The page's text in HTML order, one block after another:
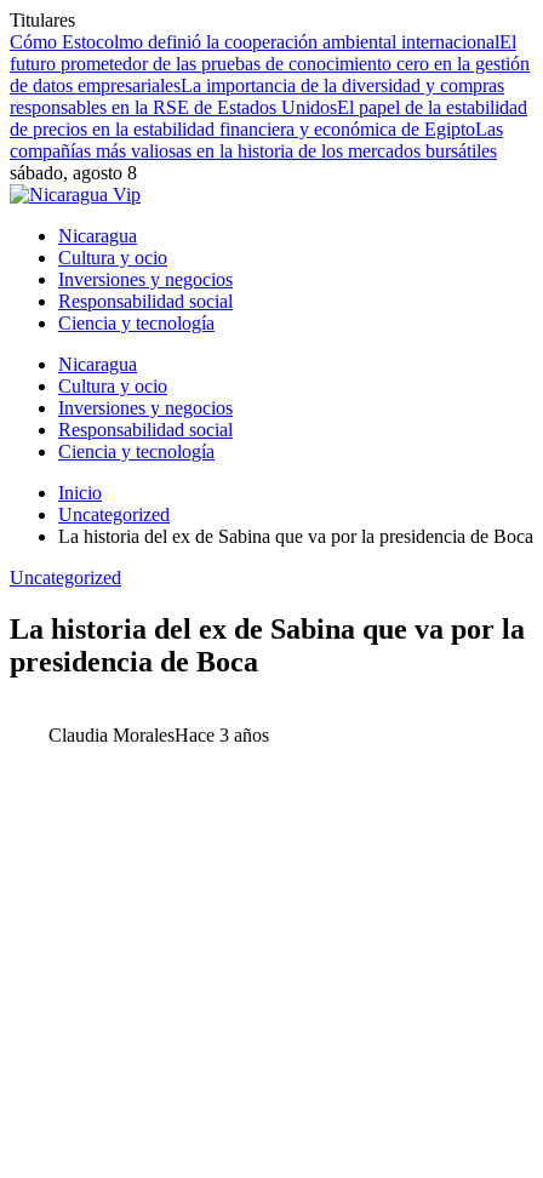
Titulares
Cómo Estocolmo definió la cooperación ambiental internacionalEl
futuro prometedor de las pruebas de conocimiento cero en la gestión
de datos empresarialesLa importancia de la diversidad y compras
responsables en la RSE de Estados UnidosEl papel de la estabilidad
de precios en la estabilidad financiera y económica de EgiptoLas
compañías más valiosas en la historia de los mercados bursátiles
sábado, agosto 8
Nicaragua
Cultura y ocio
Inversiones y negocios
Responsabilidad social
Ciencia y tecnología
Nicaragua
Cultura y ocio
Inversiones y negocios
Responsabilidad social
Ciencia y tecnología
Inicio
Uncategorized
La historia del ex de Sabina que va por la presidencia de Boca
Uncategorized
La historia del ex de Sabina que va por la
presidencia de Boca
Claudia MoralesHace 3 años